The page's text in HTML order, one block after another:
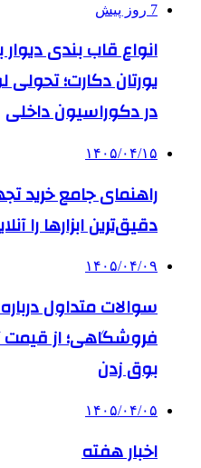
7 روز پیش
انواع قاب بندی
یورتان دکارت؛
در دکوراسیون داخلی
۱۴۰۵/۰۴/۱۵
راهنمای جامع خرید
دقیق‌ترین ابزارها را
۱۴۰۵/۰۴/۰۹
سوالات متداول
فروشگاهی؛ از
بوق زدن
۱۴۰۵/۰۴/۰۵
اخبار هفته